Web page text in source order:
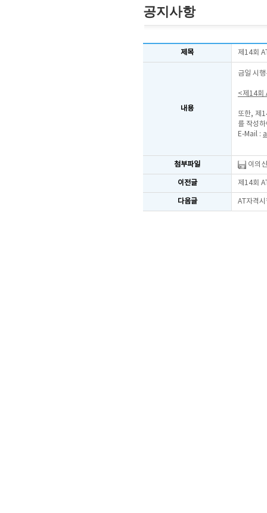
공지사항
제목 제14회
내용
금일 시
<제14회
또한, 제
를 작성
E-Mail :
첨부파일 이의
이전글 제14회
다음글 AT자격